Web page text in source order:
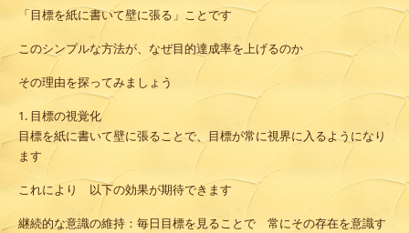
「目標を紙に書いて壁に張る」ことです
このシンプルな方法が、なぜ目的達成率を上げるのか
その理由を探ってみましょう
1. 目標の視覚化
目標を紙に書いて壁に張ることで、目標が常に視界に入るようになり
ます
これにより 以下の効果が期待できます
継続的な意識の維持 ：毎日目標を見ることで 常にその存在を意識す